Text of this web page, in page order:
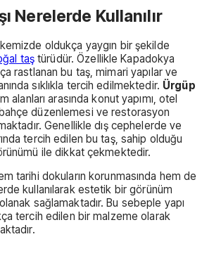
Nerelerde Kullanılır
oldukça yaygın bir şekilde
taştürüdür. Özellikle Kapadokya
rastlanan bu taş, mimari yapılar ve
sıklıkla tercih edilmektedir. Ürgüp
alanları arasında konut yapımı, otel
düzenlemesi ve restorasyon
Genellikle dış cephelerde ve
tercih edilen bu taş, sahip olduğu
ile dikkat çekmektedir.
tarihi dokuların korunmasında hem de
kullanılarak estetik bir görünüm
olanak sağlamaktadır. Bu sebeple yapı
tercih edilen bir malzeme olarak